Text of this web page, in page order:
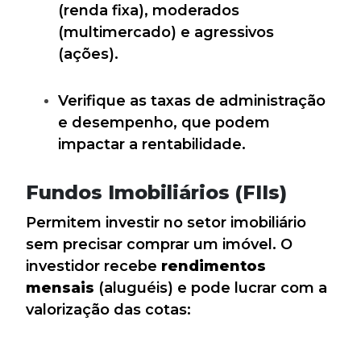
(renda fixa), moderados
(multimercado) e agressivos
(ações).
Verifique as taxas de administração
e desempenho, que podem
impactar a rentabilidade.
Fundos Imobiliários (FIIs)
Permitem investir no setor imobiliário
sem precisar comprar um imóvel. O
investidor recebe rendimentos
mensais (aluguéis) e pode lucrar com a
valorização das cotas: